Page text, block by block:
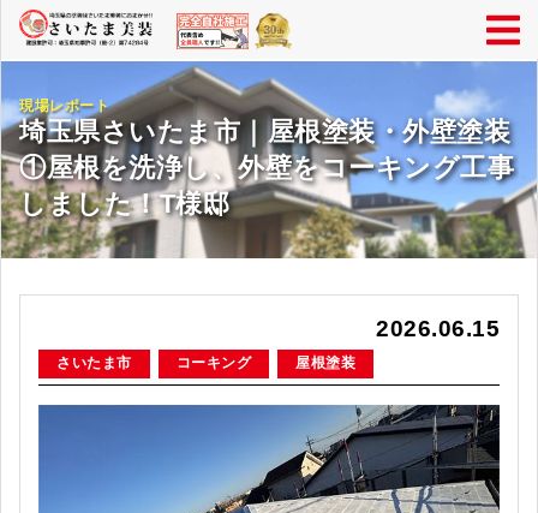
現場レポート
埼玉県さいたま市｜屋根塗装・外壁塗装
①屋根を洗浄し、外壁をコーキング工事
しました！T様邸
2026.06.15
さいたま市 コーキング 屋根塗装